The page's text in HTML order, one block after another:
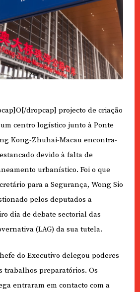
dropcap] projecto de criação
centro logístico junto à Ponte
Kong-Zhuhai-Macau encontra-
devido à falta de
urbanístico. Foi o que
para a Segurança, Wong Sio
pelos deputados a
dia de debate sectorial das
(LAG) da sua tutela.
do Executivo delegou poderes
trabalhos preparatórios. Os
entraram em contacto com a